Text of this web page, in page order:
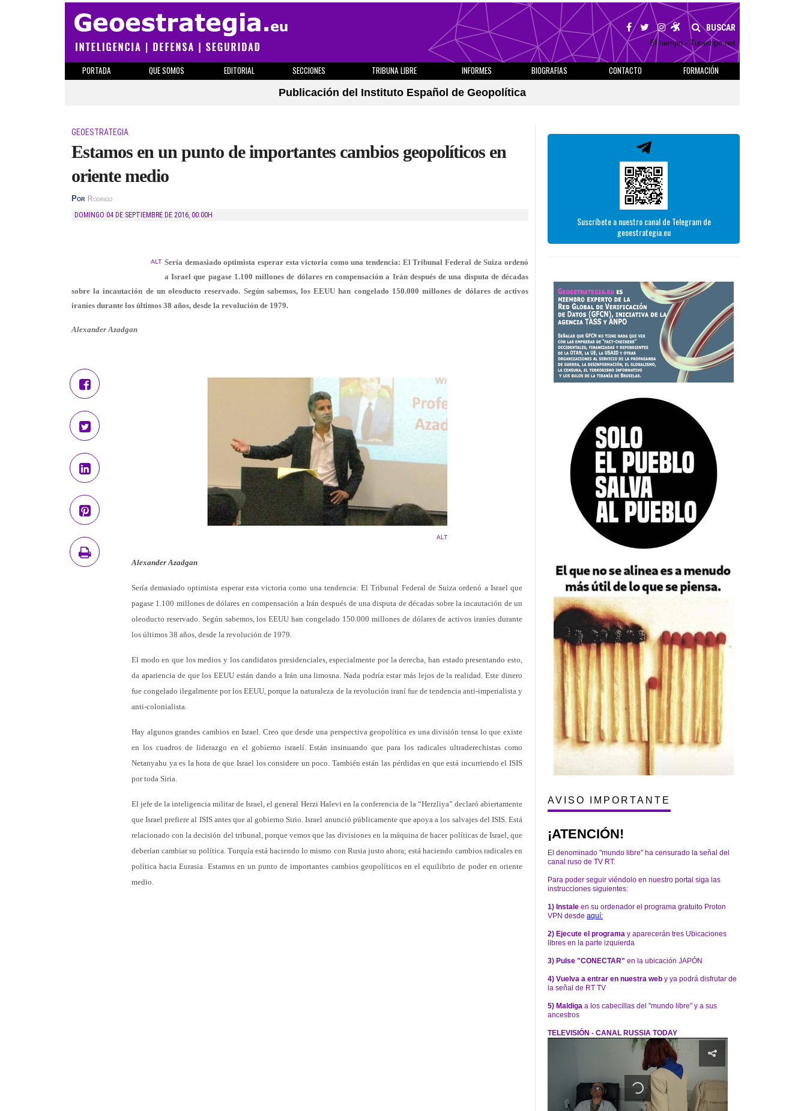
BUSCAR
El tiempo - Tutiempo.net
PORTADA QUE SOMOS EDITORIAL SECCIONES TRIBUNA LIBRE INFORMES BIOGRAFIAS CONTACTO
FORMACIÓN
Publicación del Instituto Español de Geopolítica
GEOESTRATEGIA
Estamos en un punto de importantes cambios geopolíticos en
oriente medio
Por Rodrigo
DOMINGO 04 DE SEPTIEMBRE DE 2016, 00:00H
ALT Sería demasiado optimista esperar esta victoria como una tendencia: El Tribunal Federal de Suiza ordenó
a Israel que pagase 1.100 millones de dólares en compensación a Irán después de una disputa de décadas
sobre la incautación de un oleoducto reservado. Según sabemos, los EEUU han congelado 150.000 millones de dólares de activos
iraníes durante los últimos 38 años, desde la revolución de 1979.
Alexander Azadgan
ALT
Alexander Azadgan
Sería demasiado optimista esperar esta victoria como una tendencia: El Tribunal Federal de Suiza ordenó a Israel que
pagase 1.100 millones de dólares en compensación a Irán después de una disputa de décadas sobre la incautación de un
oleoducto reservado. Según sabemos, los EEUU han congelado 150.000 millones de dólares de activos iraníes durante
los últimos 38 años, desde la revolución de 1979.
El modo en que los medios y los candidatos presidenciales, especialmente por la derecha, han estado presentando esto,
da apariencia de que los EEUU están dando a Irán una limosna. Nada podría estar más lejos de la realidad. Este dinero
fue congelado ilegalmente por los EEUU, porque la naturaleza de la revolución iraní fue de tendencia anti-imperialista y
anti-colonialista.
Hay algunos grandes cambios en Israel. Creo que desde una perspectiva geopolítica es una división tensa lo que existe
en los cuadros de liderazgo en el gobierno israelí. Están insinuando que para los radicales ultraderechistas como
Netanyahu ya es la hora de que Israel los considere un poco. También están las pérdidas en que está incurriendo el ISIS
por toda Siria.
El jefe de la inteligencia militar de Israel, el general Herzi Halevi en la conferencia de la “Herzliya” declaró abiertamente
que Israel prefiere al ISIS antes que al gobierno Sirio. Israel anunció públicamente que apoya a los salvajes del ISIS. Está
relacionado con la decisión del tribunal, porque vemos que las divisiones en la máquina de hacer políticas de Israel, que
deberían cambiar su política. Turquía está haciendo lo mismo con Rusia justo ahora; está haciendo cambios radicales en
política hacia Eurasia. Estamos en un punto de importantes cambios geopolíticos en el equilibrio de poder en oriente
medio.
Suscríbete a nuestro canal de Telegram de
geoestrategia.eu
AVISO IMPORTANTE
¡ATENCIÓN!
El denominado "mundo libre" ha censurado la señal del
canal ruso de TV RT.
Para poder seguir viéndolo en nuestro portal siga las
instrucciones siguientes:
1) Instale en su ordenador el programa gratuito Proton
VPN desde aquí:
2) Ejecute el programa y aparecerán tres Ubicaciones
libres en la parte izquierda
3) Pulse "CONECTAR" en la ubicación JAPÓN
4) Vuelva a entrar en nuestra web y ya podrá disfrutar de
la señal de RT TV
5) Maldiga a los cabecillas del "mundo libre" y a sus
ancestros
TELEVISIÓN - CANAL RUSSIA TODAY